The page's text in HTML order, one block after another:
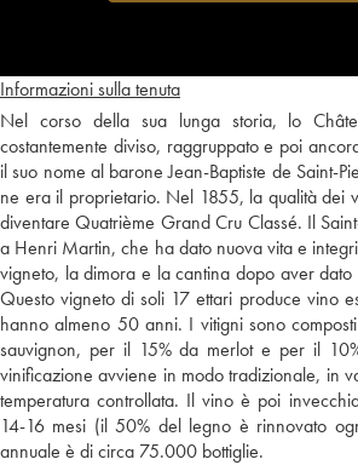
Informazioni sulla tenuta
Nel corso della sua lunga storia, lo
costantemente diviso, raggruppato e poi
il suo nome al barone Jean-Baptiste de Saint-
ne era il proprietario. Nel 1855, la qualità dei
diventare Quatrième Grand Cru Classé. Il
a Henri Martin, che ha dato nuova vita e
vigneto, la dimora e la cantina dopo aver
Questo vigneto di soli 17 ettari produce vino
hanno almeno 50 anni. I vitigni sono
sauvignon, per il 15% da merlot e per il
vinificazione avviene in modo tradizionale, in
temperatura controllata. Il vino è poi
14-16 mesi (il 50% del legno è rinnovato
annuale è di circa 75.000 bottiglie.